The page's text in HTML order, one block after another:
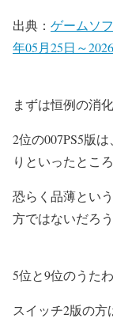
出典： ゲームソ
年05月25日～
まずは恒例の消化
2位の007PS5版
りといったところ
恐らく品薄とい
方ではないだろう
5位と9位のうた
スイッチ2版の